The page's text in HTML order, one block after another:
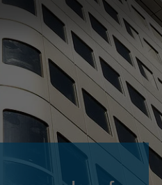
Suomi
Taiwan
Türkiye
USA
Việt Nam